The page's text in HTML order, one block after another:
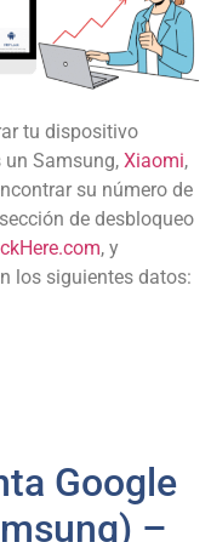
tu dispositivo
Samsung, Xiaomi,
su número de
de desbloqueo
, y
los siguientes datos:
Google
–